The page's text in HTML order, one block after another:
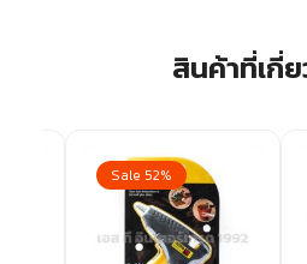
สินค้าที่เกี่
Sale 52%